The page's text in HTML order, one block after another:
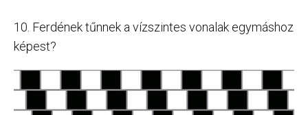
10. Ferdének tűnnek a vízszintes vonalak egymáshoz
képest?